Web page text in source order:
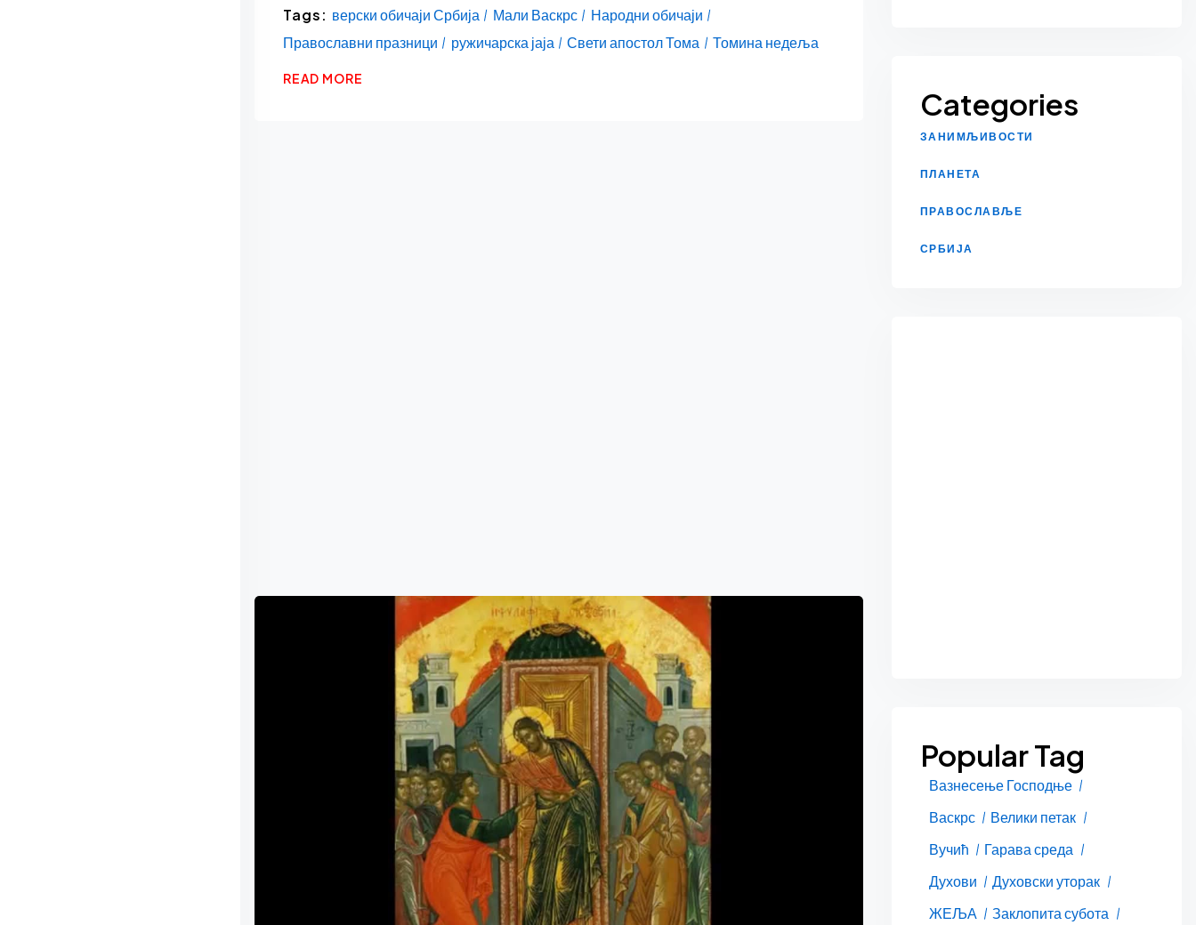
Tags: верски обичаји Србија Мали Васкрс
Народни обичаји
Православни празници
ружичарска јаја Свети апостол Тома Томина недеља
READ MORE
Categories
ЗАНИМЉИВОСТИ
ПЛАНЕТА
ПРАВОСЛАВЉЕ
СРБИЈА
Popular Tag
Вазнесење Господње
Васкрс
Велики петак
Вучић
Гарава среда
Духови
Духовски уторак
ЖЕЉА
Заклопита субота